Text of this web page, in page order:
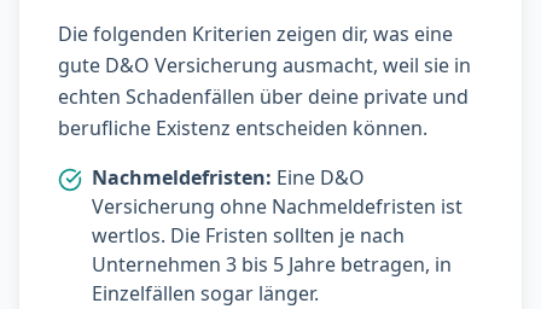
Die folgenden Kriterien zeigen dir, was eine
gute D&O Versicherung ausmacht, weil sie in
echten Schadenfällen über deine private und
berufliche Existenz entscheiden können.
Nachmeldefristen: Eine D&O
Versicherung ohne Nachmeldefristen ist
wertlos. Die Fristen sollten je nach
Unternehmen 3 bis 5 Jahre betragen, in
Einzelfällen sogar länger.